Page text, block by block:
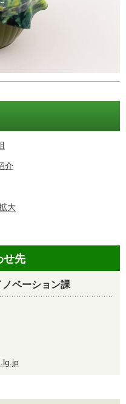
介
大
せ先
ベーション課